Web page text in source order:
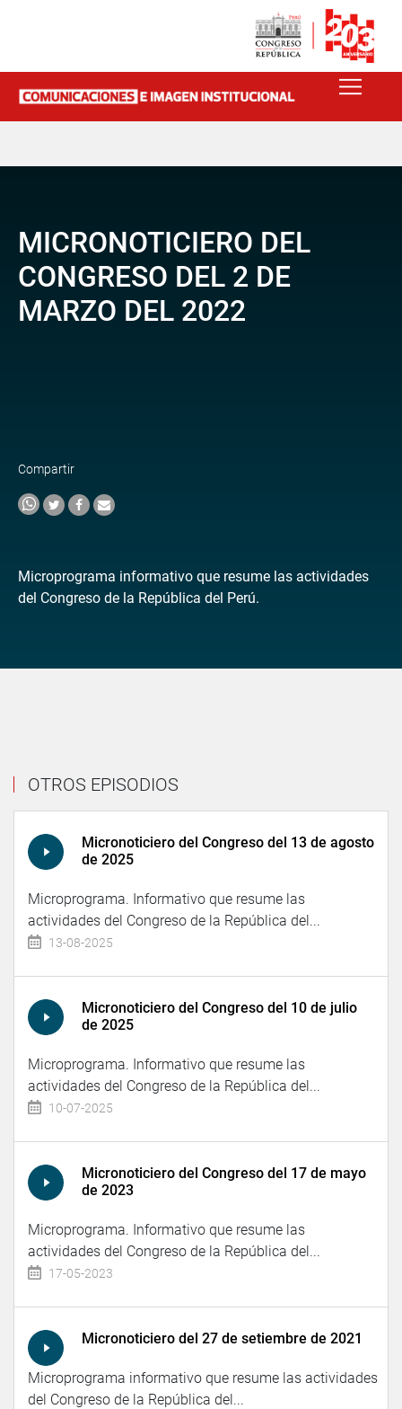
MICRONOTICIERO DEL
CONGRESO DEL 2 DE
MARZO DEL 2022
Compartir
Microprograma informativo que resume las actividades
del Congreso de la República del Perú.
OTROS EPISODIOS
Micronoticiero del Congreso del 13 de agosto
de 2025
Microprograma. Informativo que resume las
actividades del Congreso de la República del...
13-08-2025
Micronoticiero del Congreso del 10 de julio
de 2025
Microprograma. Informativo que resume las
actividades del Congreso de la República del...
10-07-2025
Micronoticiero del Congreso del 17 de mayo
de 2023
Microprograma. Informativo que resume las
actividades del Congreso de la República del...
17-05-2023
Micronoticiero del 27 de setiembre de 2021
Microprograma informativo que resume las actividades
del Congreso de la República del...